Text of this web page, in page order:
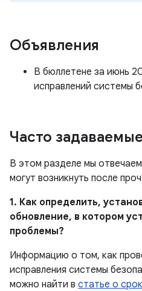
Объявления
В бюллетене за июнь
исправлений системы
Часто
В этом разделе мы
могут возникнуть после
1. Как определить,
обновление, в котором
проблемы?
Информацию о том, как
исправления системы
можно найти в статье о